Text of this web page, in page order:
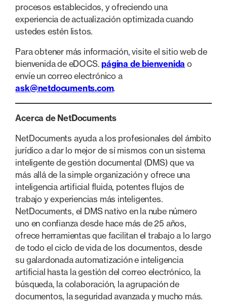
procesos establecidos, y ofreciendo una
experiencia de actualización optimizada cuando
ustedes estén listos.
Para obtener más información, visite el sitio web de
bienvenida de eDOCS.página de bienvenida o
envíe un correo electrónico a
ask@netdocuments.com.
Acerca de NetDocuments
NetDocuments ayuda a los profesionales del ámbito
jurídico a dar lo mejor de sí mismos con un sistema
inteligente de gestión documental (DMS) que va
más allá de la simple organización y ofrece una
inteligencia artificial fluida, potentes flujos de
trabajo y experiencias más inteligentes.
NetDocuments, el DMS nativo en la nube número
uno en confianza desde hace más de 25 años,
ofrece herramientas que facilitan el trabajo a lo largo
de todo el ciclo de vida de los documentos, desde
su galardonada automatización e inteligencia
artificial hasta la gestión del correo electrónico, la
búsqueda, la colaboración, la agrupación de
documentos, la seguridad avanzada y mucho más.